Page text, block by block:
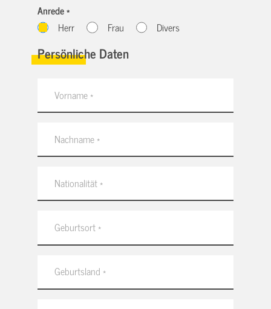
Anrede *
Herr
Frau Divers
Persönliche Daten